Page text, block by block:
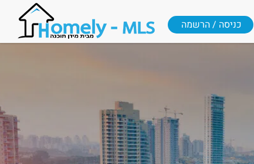
כניסה / הרשמה